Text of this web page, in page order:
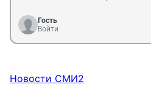
Гость
Войти
Новости СМИ2